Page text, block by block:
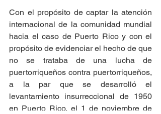
Con el propósito de captar la atención
internacional de la comunidad mundial
hacia el caso de Puerto Rico y con el
propósito de evidenciar el hecho de que
no se trataba de una lucha de
puertorriqueños contra puertorriqueños,
a la par que se desarrolló el
levantamiento insurreccional de 1950
en Puerto Rico, el 1 de noviembre de